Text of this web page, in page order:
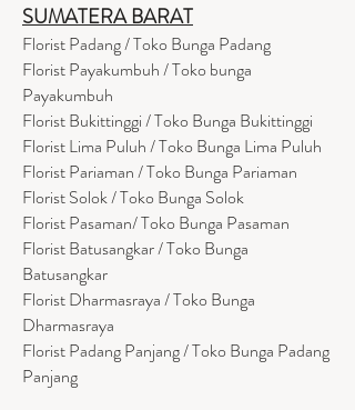
SUMATERA BARAT
Florist Padang / Toko Bunga Padang
Florist Payakumbuh / Toko bunga
Payakumbuh
Florist Bukittinggi / Toko Bunga Bukittinggi
Florist Lima Puluh / Toko Bunga Lima Puluh
Florist Pariaman / Toko Bunga Pariaman
Florist Solok / Toko Bunga Solok
Florist Pasaman/ Toko Bunga Pasaman
Florist Batusangkar / Toko Bunga
Batusangkar
Florist Dharmasraya / Toko Bunga
Dharmasraya
Florist Padang Panjang / Toko Bunga Padang
Panjang